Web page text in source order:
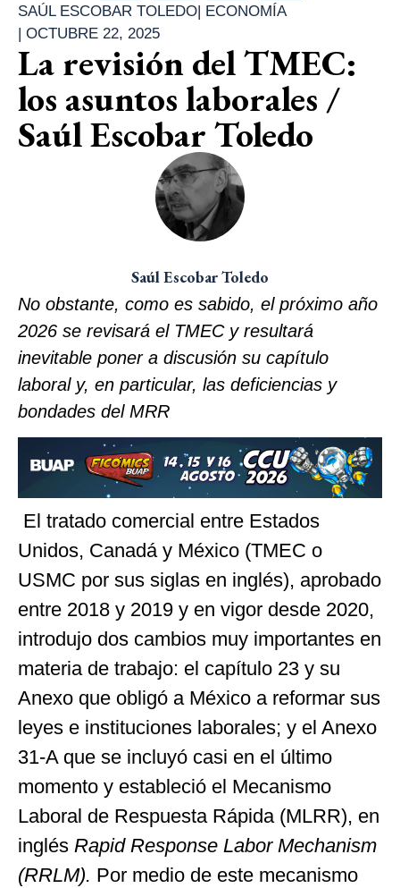
SAÚL ESCOBAR TOLEDO| ECONOMÍA
| OCTUBRE 22, 2025
La revisión del TMEC:
los asuntos laborales /
Saúl Escobar Toledo
Saúl Escobar Toledo
No obstante, como es sabido, el próximo año
2026 se revisará el TMEC y resultará
inevitable poner a discusión su capítulo
laboral y, en particular, las deficiencias y
bondades del MRR
El tratado comercial entre Estados
Unidos, Canadá y México (TMEC o
USMC por sus siglas en inglés), aprobado
entre 2018 y 2019 y en vigor desde 2020,
introdujo dos cambios muy importantes en
materia de trabajo: el capítulo 23 y su
Anexo que obligó a México a reformar sus
leyes e instituciones laborales; y el Anexo
31-A que se incluyó casi en el último
momento y estableció el Mecanismo
Laboral de Respuesta Rápida (MLRR), en
inglés Rapid Response Labor Mechanism
(RRLM). Por medio de este mecanismo